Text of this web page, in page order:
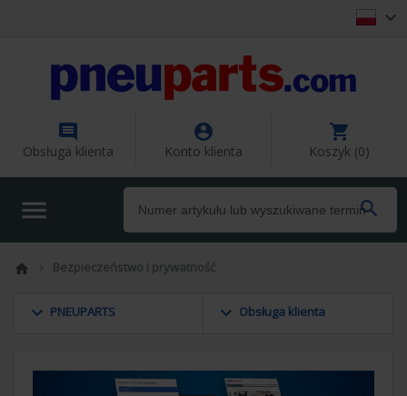


Obsługa klienta

Konto klienta

Koszyk (0)
 
  Bezpieczeństwo i prywatność
keyboard_arrow_down PNEUPARTS keyboard_arrow_down Obsługa klienta